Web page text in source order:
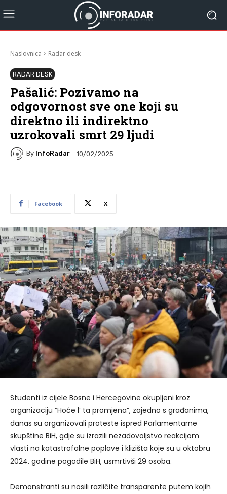
Naslovnica Radar desk
RADAR DESK
Pašalić: Pozivamo na
odgovornost sve one koji su
direktno ili indirektno
uzrokovali smrt 29 ljudi
By InfoRadar 10/02/2025
Facebook X
Studenti iz cijele Bosne i Hercegovine okupljeni kroz
organizaciju “Hoće l’ ta promjena”, zajedno s građanima,
danas su organizovali proteste ispred Parlamentarne
skupštine BiH, gdje su izrazili nezadovoljstvo reakcijom
vlasti na katastrofalne poplave i klizišta koje su u oktobru
2024. godine pogodile BiH, usmrtivši 29 osoba.
Demonstranti su nosili različite transparente putem kojih